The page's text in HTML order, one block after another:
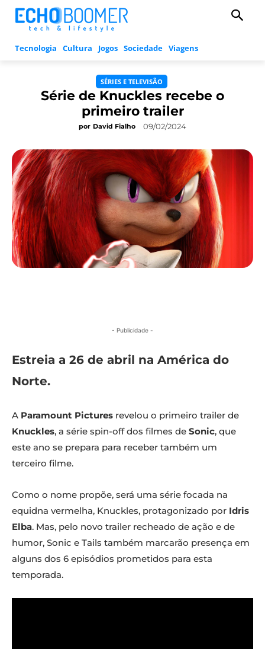
Tecnologia Cultura Jogos Sociedade Viagens
SÉRIES E TELEVISÃO
Série de Knuckles recebe o
primeiro trailer
por David Fialho 09/02/2024
- Publicidade -
Estreia a 26 de abril na América do
Norte.
A Paramount Pictures revelou o primeiro trailer de
Knuckles, a série spin-off dos filmes de Sonic, que
este ano se prepara para receber também um
terceiro filme.
Como o nome propõe, será uma série focada na
equidna vermelha, Knuckles, protagonizado por Idris
Elba. Mas, pelo novo trailer recheado de ação e de
humor, Sonic e Tails também marcarão presença em
alguns dos 6 episódios prometidos para esta
temporada.